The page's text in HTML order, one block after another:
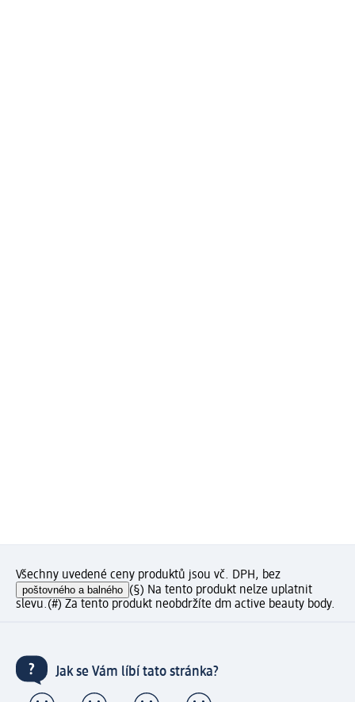
Všechny uvedené ceny produktů jsou vč. DPH, bez
poštovného a balného (§) Na tento produkt nelze uplatnit
slevu.(#) Za tento produkt neobdržíte dm active beauty body.
Jak se Vám líbí tato stránka?